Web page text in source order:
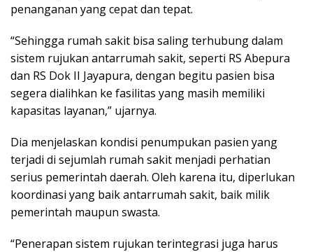
penanganan yang cepat dan tepat.
“Sehingga rumah sakit bisa saling terhubung dalam
sistem rujukan antarrumah sakit, seperti RS Abepura
dan RS Dok II Jayapura, dengan begitu pasien bisa
segera dialihkan ke fasilitas yang masih memiliki
kapasitas layanan,” ujarnya.
Dia menjelaskan kondisi penumpukan pasien yang
terjadi di sejumlah rumah sakit menjadi perhatian
serius pemerintah daerah. Oleh karena itu, diperlukan
koordinasi yang baik antarrumah sakit, baik milik
pemerintah maupun swasta.
“Penerapan sistem rujukan terintegrasi juga harus